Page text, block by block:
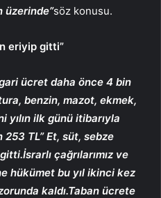
üzerinde”söz konusu.
eriyip gitti”
ücret daha önce 4 bin
benzin, mazot, ekmek,
yılın ilk günü itibarıyla
TL” Et, süt, sebze
çağrılarımız ve
hükümet bu yıl ikinci kez
kaldı.Taban ücrete